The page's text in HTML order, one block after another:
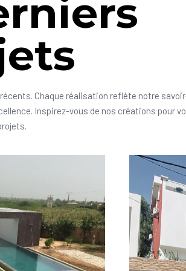
Chaque réalisation reflète notre
Inspirez-vous de nos créations pour